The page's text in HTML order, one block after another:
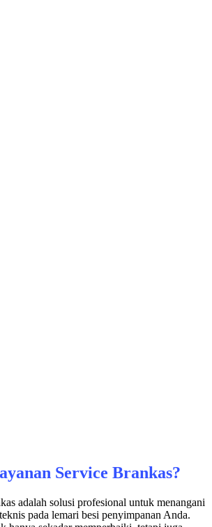
Service Brankas?
adalah solusi profesional untuk menangani
pada lemari besi penyimpanan Anda.